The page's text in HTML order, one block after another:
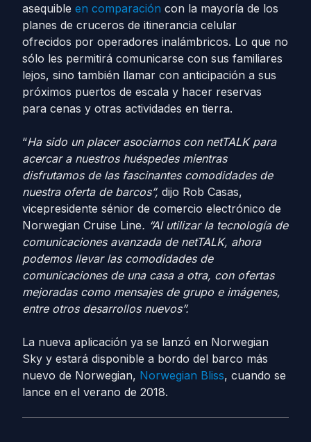
asequible en comparación con la mayoría de los
planes de cruceros de itinerancia celular
ofrecidos por operadores inalámbricos. Lo que no
sólo les permitirá comunicarse con sus familiares
lejos, sino también llamar con anticipación a sus
próximos puertos de escala y hacer reservas
para cenas y otras actividades en tierra.
“Ha sido un placer asociarnos con netTALK para
acercar a nuestros huéspedes mientras
disfrutamos de las fascinantes comodidades de
nuestra oferta de barcos”, dijo Rob Casas,
vicepresidente sénior de comercio electrónico de
Norwegian Cruise Line. “Al utilizar la tecnología de
comunicaciones avanzada de netTALK, ahora
podemos llevar las comodidades de
comunicaciones de una casa a otra, con ofertas
mejoradas como mensajes de grupo e imágenes,
entre otros desarrollos nuevos”.
La nueva aplicación ya se lanzó en Norwegian
Sky y estará disponible a bordo del barco más
nuevo de Norwegian, Norwegian Bliss, cuando se
lance en el verano de 2018.